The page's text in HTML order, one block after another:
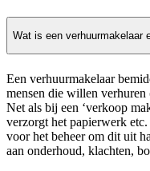
Wat is een verhuurmakelaar
Een verhuurmakelaar
mensen die willen verhuren
Net als bij een ‘verkoop
verzorgt het papierwerk
voor het beheer om dit uit
aan onderhoud, klachten,